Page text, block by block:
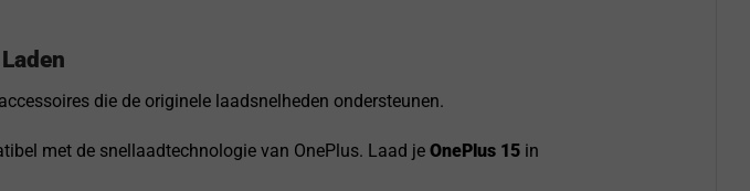
die de originele laadsnelheden ondersteunen.
met de snellaadtechnologie van OnePlus. Laad je OnePlus 15in